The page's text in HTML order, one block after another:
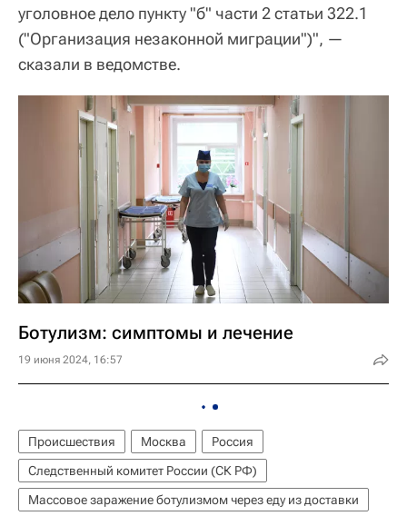
уголовное дело пункту "б" части 2 статьи 322.1
("Организация незаконной миграции")", —
сказали в ведомстве.
Ботулизм: симптомы и лечение
19 июня 2024, 16:57
Происшествия Москва
Россия
Следственный комитет России (СК РФ)
Массовое заражение ботулизмом через еду из доставки